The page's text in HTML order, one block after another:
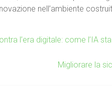
nell’ambiente
l’era digitale: come l’IA
Migliorare la